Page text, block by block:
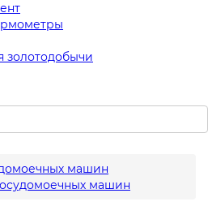
золотодобычи
машин
машин